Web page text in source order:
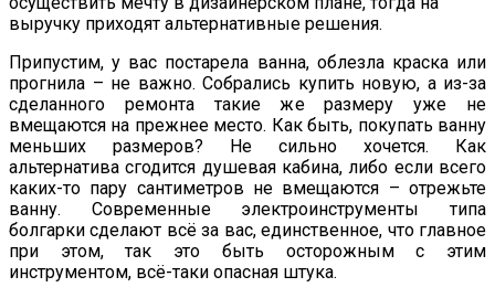
выручку приходят альтернативные решения.
Припустим, у вас постарела ванна, облезла краска или
прогнила – не важно. Собрались купить новую, а из-за
сделанного ремонта такие же размеру уже не
вмещаются на прежнее место. Как быть, покупать ванну
меньших размеров? Не сильно хочется. Как
альтернатива сгодится душевая кабина, либо если всего
каких-то пару сантиметров не вмещаются – отрежьте
ванну. Современные электроинструменты типа
болгарки сделают всё за вас, единственное, что главное
при этом, так это быть осторожным с этим
инструментом, всё-таки опасная штука.